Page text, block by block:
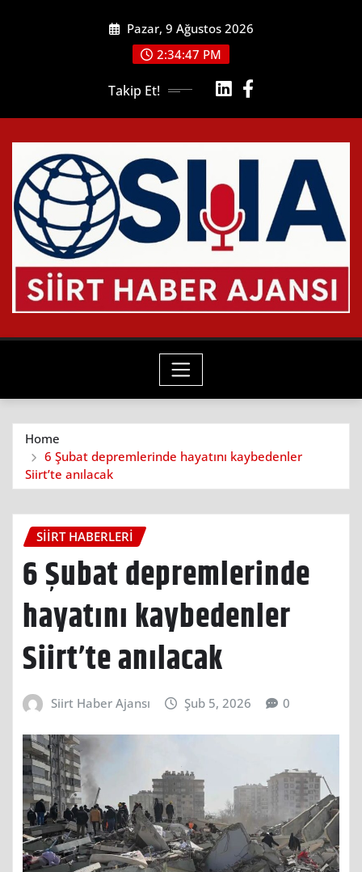
Pazar, 9 Ağustos 2026
2:34:48 PM
Takip Et!
Home
6 Şubat depremlerinde hayatını kaybedenler
Siirt’te anılacak
SIIRT HABERLERI
6 Şubat depremlerinde
hayatını kaybedenler
Siirt’te anılacak
Siirt Haber Ajansı Şub 5, 2026 0